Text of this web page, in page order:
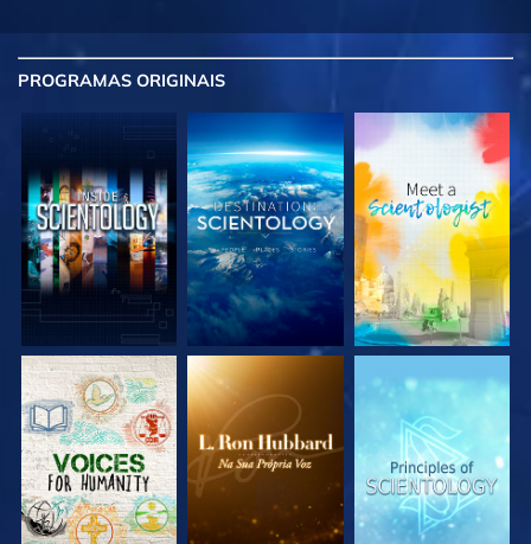
PROGRAMAS ORIGINAIS
EXPLORE A SÉRIE EXPLORE A SÉRIE EXPLORE A SÉRIE